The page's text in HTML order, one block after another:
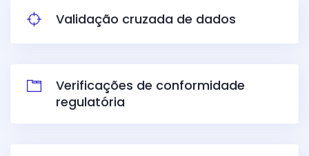
Validação cruzada de dados
Verificações de conformidade
regulatória